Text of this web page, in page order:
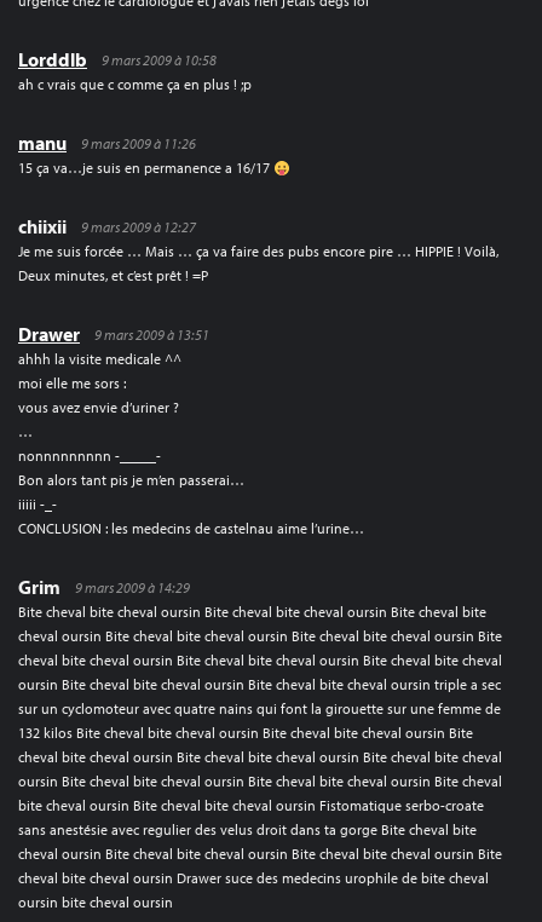
Lorddlb
9 mars 2009 à 10:58
ah c vrais que c comme ça en plus ! ;p
manu
9 mars 2009 à 11:26
15 ça va…je suis en permanence a 16/17
chiixii
9 mars 2009 à 12:27
Je me suis forcée … Mais … ça va faire des pubs encore pire … HIPPIE ! Voilà,
Deux minutes, et c’est prêt ! =P
Drawer
9 mars 2009 à 13:51
ahhh la visite medicale ^^
moi elle me sors :
vous avez envie d’uriner ?
…
nonnnnnnnnn -_____-
Bon alors tant pis je m’en passerai…
iiiii -_-
CONCLUSION : les medecins de castelnau aime l’urine…
Grim
9 mars 2009 à 14:29
Bite cheval bite cheval oursin Bite cheval bite cheval oursin Bite cheval bite
cheval oursin Bite cheval bite cheval oursin Bite cheval bite cheval oursin Bite
cheval bite cheval oursin Bite cheval bite cheval oursin Bite cheval bite cheval
oursin Bite cheval bite cheval oursin Bite cheval bite cheval oursin triple a sec
sur un cyclomoteur avec quatre nains qui font la girouette sur une femme de
132 kilos Bite cheval bite cheval oursin Bite cheval bite cheval oursin Bite
cheval bite cheval oursin Bite cheval bite cheval oursin Bite cheval bite cheval
oursin Bite cheval bite cheval oursin Bite cheval bite cheval oursin Bite cheval
bite cheval oursin Bite cheval bite cheval oursin Fistomatique serbo-croate
sans anestésie avec regulier des velus droit dans ta gorge Bite cheval bite
cheval oursin Bite cheval bite cheval oursin Bite cheval bite cheval oursin Bite
cheval bite cheval oursin Drawer suce des medecins urophile de bite cheval
oursin bite cheval oursin